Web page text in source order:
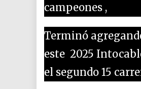
campeones ,
Terminó
este 2025
el segundo 15